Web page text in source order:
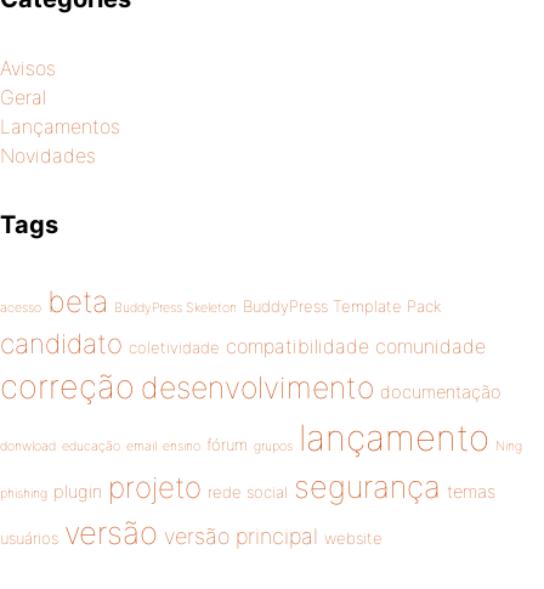
Avisos
Geral
Lançamentos
Novidades
Tags
acesso beta BuddyPress Skeleton BuddyPress Template Pack
candidato coletividade compatibilidade comunidade
correção desenvolvimento documentação
donwload educação email ensino fórum grupos lançamento Ning
phishing plugin projeto rede social segurança temas
usuários versão versão principal website